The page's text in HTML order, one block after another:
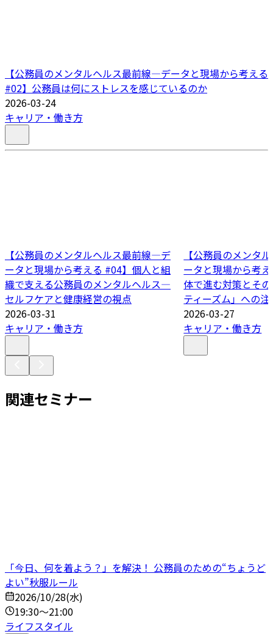
【公務員のメンタルヘルス最前線―データと現場から考える
#02】公務員は何にストレスを感じているのか
2026-03-24
キャリア・働き方
【公務員のメンタルヘルス最前線―デ
ータと現場から考える #04】個人と組
織で支える公務員のメンタルヘルス―
セルフケアと健康経営の視点
2026-03-31
キャリア・働き方
【公務員のメンタ
ータと現場から考
体で進む対策とそ
ティーズム」への注
2026-03-27
キャリア・働き方
関連セミナー
「今日、何を着よう？」を解決！ 公務員のための“ちょうど
よい”秋服ルール
2026/10/28(水)
19:30～21:00
ライフスタイル